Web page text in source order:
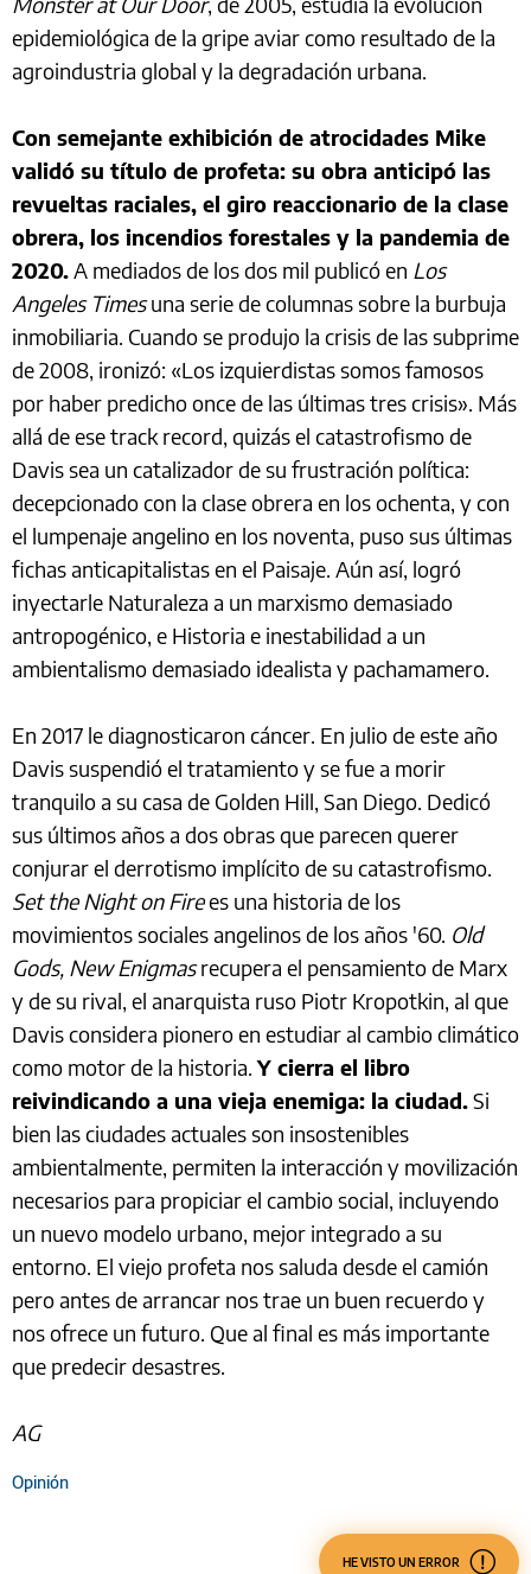
epidemiológica de la gripe aviar como resultado de la
agroindustria global y la degradación urbana.
Con semejante exhibición de atrocidades Mike
validó su título de profeta: su obra anticipó las
revueltas raciales, el giro reaccionario de la clase
obrera, los incendios forestales y la pandemia de
2020.A mediados de los dos mil publicó en Los
Angeles Timesuna serie de columnas sobre la burbuja
inmobiliaria. Cuando se produjo la crisis de las subprime
de 2008, ironizó: «Los izquierdistas somos famosos
por haber predicho once de las últimas tres crisis». Más
allá de ese track record, quizás el catastrofismo de
Davis sea un catalizador de su frustración política:
decepcionado con la clase obrera en los ochenta, y con
el lumpenaje angelino en los noventa, puso sus últimas
fichas anticapitalistas en el Paisaje. Aún así, logró
inyectarle Naturaleza a un marxismo demasiado
antropogénico, e Historia e inestabilidad a un
ambientalismo demasiado idealista y pachamamero.
En 2017 le diagnosticaron cáncer. En julio de este año
Davis suspendió el tratamiento y se fue a morir
tranquilo a su casa de Golden Hill, San Diego. Dedicó
sus últimos años a dos obras que parecen querer
conjurar el derrotismo implícito de su catastrofismo.
Set the Night on Firees una historia de los
movimientos sociales angelinos de los años '60. Old
Gods, New Enigmasrecupera el pensamiento de Marx
y de su rival, el anarquista ruso Piotr Kropotkin, al que
Davis considera pionero en estudiar al cambio climático
como motor de la historia.Y cierra el libro
reivindicando a una vieja enemiga: la ciudad.Si
bien las ciudades actuales son insostenibles
ambientalmente, permiten la interacción y movilización
necesarios para propiciar el cambio social, incluyendo
un nuevo modelo urbano, mejor integrado a su
entorno. El viejo profeta nos saluda desde el camión
pero antes de arrancar nos trae un buen recuerdo y
nos ofrece un futuro. Que al final es más importante
que predecir desastres.
AG
Opinión
HE VISTO UN ERROR